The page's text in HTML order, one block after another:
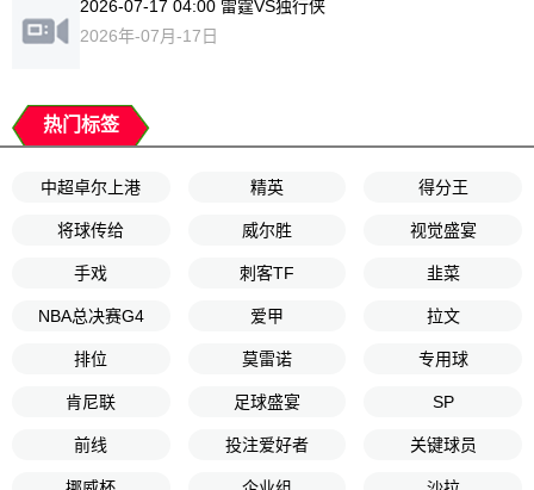
2026-07-17 04:00 雷霆VS独行侠
2026年-07月-17日
热门标签
中超卓尔上港 精英 得分王
将球传给 威尔胜 视觉盛宴
手戏 刺客TF 韭菜
NBA总决赛G4 爱甲 拉文
排位 莫雷诺 专用球
肯尼联 足球盛宴 SP
前线 投注爱好者 关键球员